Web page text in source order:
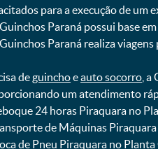
para a execução de um
A Guinchos Paraná possui
A Guinchos Paraná realiza
deguinchoeauto socorro ,
um atendimento
Reboque 24 horas Piraquara no
Transporte de Máquinas
Troca de Pneu Piraquara no